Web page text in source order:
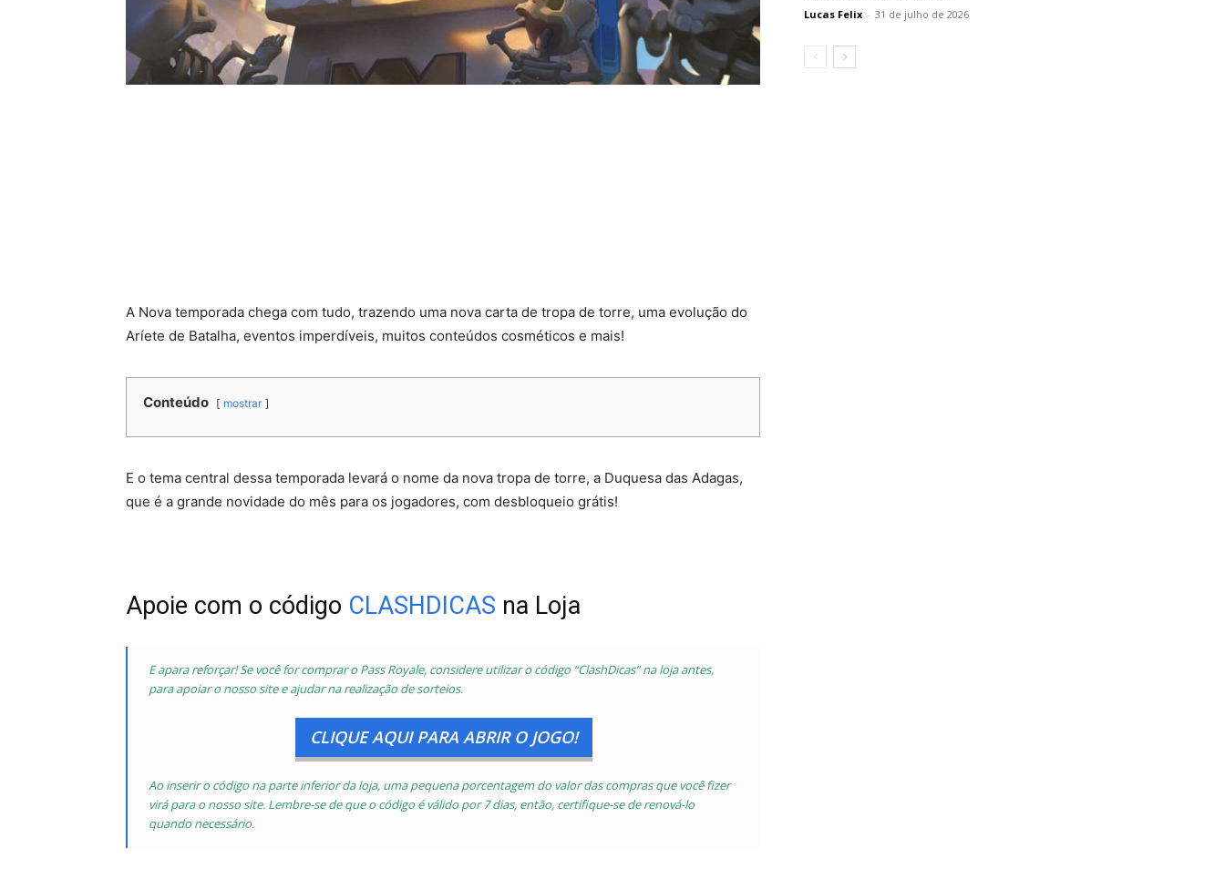
A Nova temporada chega com tudo, trazendo uma nova carta de tropa de torre, uma evolução do
Aríete de Batalha, eventos imperdíveis, muitos conteúdos cosméticos e mais!
Conteúdo mostrar
E o tema central dessa temporada levará o nome da nova tropa de torre, a Duquesa das Adagas,
que é a grande novidade do mês para os jogadores, com desbloqueio grátis!
Apoie com o código CLASHDICAS na Loja
E apara reforçar! Se você for comprar o Pass Royale, considere utilizar o código “ClashDicas” na loja antes,
para apoiar o nosso site e ajudar na realização de sorteios.
CLIQUE AQUI PARA ABRIR O JOGO!
Ao inserir o código na parte inferior da loja, uma pequena porcentagem do valor das compras que você fizer
virá para o nosso site. Lembre-se de que o código é válido por 7 dias, então, certifique-se de renová-lo
quando necessário.
Lucas Felix - 31 de julho de 2026